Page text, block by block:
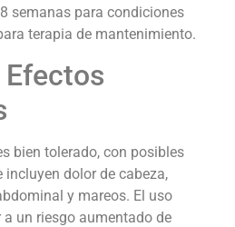
semanas para condiciones
terapia de mantenimiento.
bien tolerado, con posibles
dolor de cabeza,
y mareos. El uso
un riesgo aumentado de